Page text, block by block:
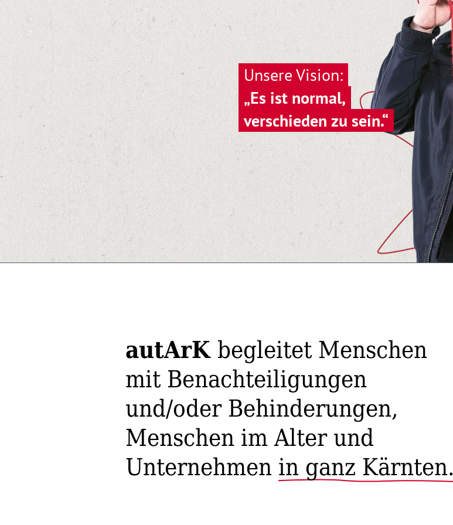
Unsere Vision:
„Es ist normal,
verschieden zu sein.“
autArK begleitet Menschen
mit Benach­teili­gungen
und/oder Behin­derun­gen,
Menschen im Alter und
Unternehmen in ganz Kärnten.